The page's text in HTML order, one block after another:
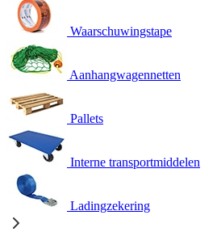
Waarschuwingstape
Aanhangwagennetten
Pallets
Interne transportmiddelen
Ladingzekering